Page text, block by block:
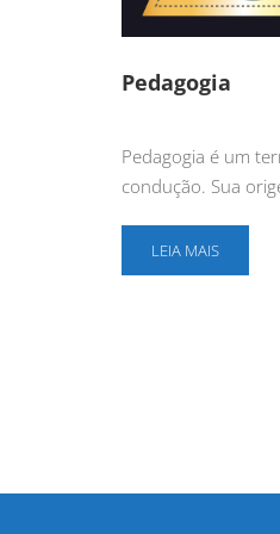
Pedagogia
Pedagogia é um
condução. Sua
LEIA MAIS